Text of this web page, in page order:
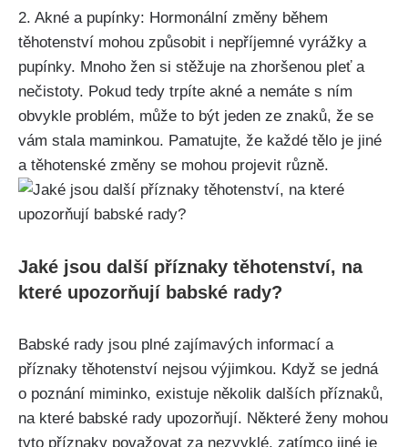
2. Akné a pupínky: Hormonální změny během
těhotenství mohou způsobit⁤ i nepříjemné vyrážky a⁤
pupínky. Mnoho žen si stěžuje‍ na zhoršenou pleť a
nečistoty. Pokud tedy trpíte akné a nemáte s ním
obvykle problém, může to být jeden ze znaků, že se
vám stala maminkou. Pamatujte, že ‌každé tělo je jiné
a těhotenské změny se mohou projevit ⁤různě.
Jaké jsou další příznaky těhotenství, na
které upozorňují babské rady?
Babské rady jsou‌ plné zajímavých informací a
příznaky těhotenství nejsou výjimkou. Když se jedná
o poznání‌ miminko, existuje několik dalších příznaků,
na které⁢ babské rady ⁣upozorňují. Některé⁣ ženy mohou
tyto příznaky považovat za⁣ nezvyklé, zatímco jiné je